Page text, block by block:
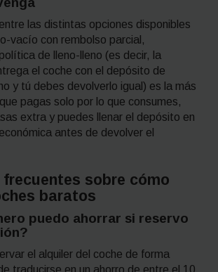
las distintas opciones disponibles
vacío con rembolso parcial,
de lleno-lleno (es decir, la
el coche con el depósito de
y tú debes devolverlo igual) es la más
pagas solo por lo que consumes,
extra y puedes llenar el depósito en
antes de devolver el
sobre cómo
baratos
puedo ahorrar si reservo
el alquiler del coche de forma
traducirse en un ahorro de entre el 10